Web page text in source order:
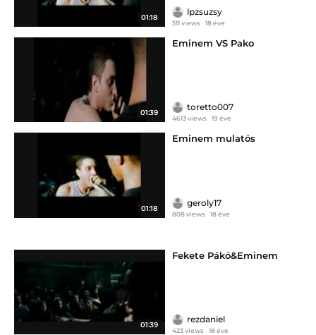
01:18
lpzsuzsy
511 views 18 éve
01:39
Eminem VS Pako
toretto007
4613 views 19 éve
01:18
Eminem mulatós
geroly17
808 views 18 éve
01:39
Fekete Pákó&Eminem
rezdaniel
423 views 18 éve